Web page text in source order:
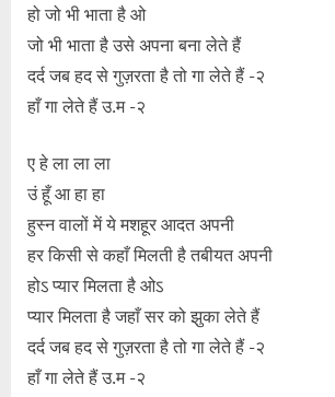
हो जो भी भाता है ओ
जो भी भाता है उसे अपना बना लेते हैं
दर्द जब हद से गुज़रता है तो गा लेते हैं -२
हाँ गा लेते हैं उ.म -२
ए हे ला ला ला
उं हूँ आ हा हा
हुस्न वालों में ये मशहूर आदत अपनी
हर किसी से कहाँ मिलती है तबीयत अपनी
होऽ प्यार मिलता है ओऽ
प्यार मिलता है जहाँ सर को झुका लेते हैं
दर्द जब हद से गुज़रता है तो गा लेते हैं -२
हाँ गा लेते हैं उ.म -२